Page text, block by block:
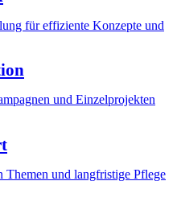
für effiziente Konzepte und
und Einzelprojekten
Themen und langfristige Pflege